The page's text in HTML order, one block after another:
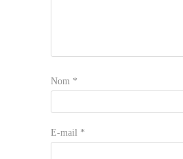
Nom *
E-mail *